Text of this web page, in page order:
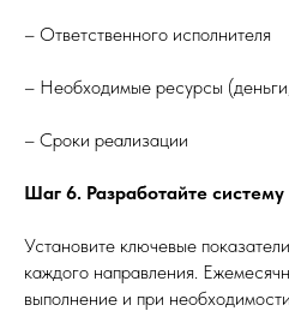
– Ответственного исполнителя
– Необходимые ресурсы
– Сроки реализации
Шаг 6. Разработайте
Установите ключевые
каждого направления.
выполнение и при